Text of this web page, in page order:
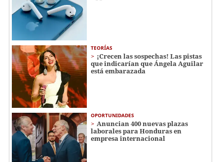
TEORÍAS
¡Crecen las sospechas! Las pistas
que indicarían que Ángela Aguilar
está embarazada
OPORTUNIDADES
Anuncian 400 nuevas plazas
laborales para Honduras en
empresa internacional